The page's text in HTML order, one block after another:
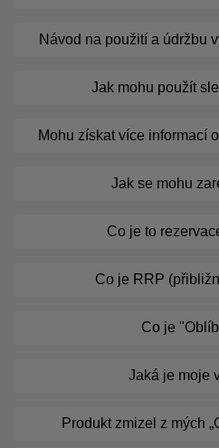
Návod na použití a údržbu
Jak mohu použít
Mohu získat více informací
Jak se mohu
Co je to
Co je RRP
Co je
Jaká je moje
Produkt zmizel z mých